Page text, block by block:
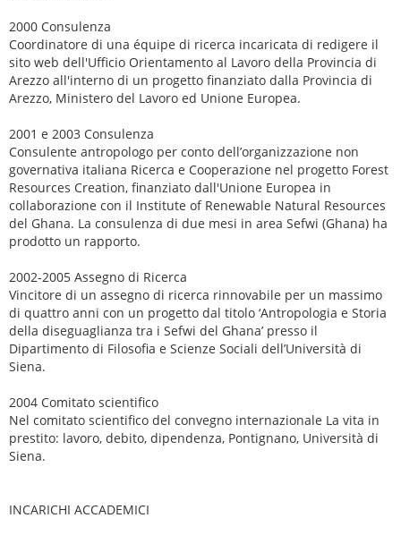
2000 Consulenza
Coordinatore di una équipe di ricerca incaricata di redigere il
sito web dell'Ufficio Orientamento al Lavoro della Provincia di
Arezzo all'interno di un progetto finanziato dalla Provincia di
Arezzo, Ministero del Lavoro ed Unione Europea.
2001 e 2003 Consulenza
Consulente antropologo per conto dell’organizzazione non
governativa italiana Ricerca e Cooperazione nel progetto Forest
Resources Creation, finanziato dall'Unione Europea in
collaborazione con il Institute of Renewable Natural Resources
del Ghana. La consulenza di due mesi in area Sefwi (Ghana) ha
prodotto un rapporto.
2002-2005 Assegno di Ricerca
Vincitore di un assegno di ricerca rinnovabile per un massimo
di quattro anni con un progetto dal titolo ‘Antropologia e Storia
della diseguaglianza tra i Sefwi del Ghana’ presso il
Dipartimento di Filosofia e Scienze Sociali dell’Università di
Siena.
2004 Comitato scientifico
Nel comitato scientifico del convegno internazionale La vita in
prestito: lavoro, debito, dipendenza, Pontignano, Università di
Siena.
INCARICHI ACCADEMICI